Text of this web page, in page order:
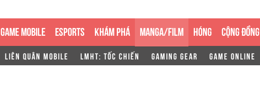
GAME MOBILE ESPORTS KHÁM PHÁ MANGA/FILM HÓNG CỘNG ĐỒNG
LIÊN QUÂN MOBILE LMHT: TỐC CHIẾN GAMING GEAR GAME ONLINE